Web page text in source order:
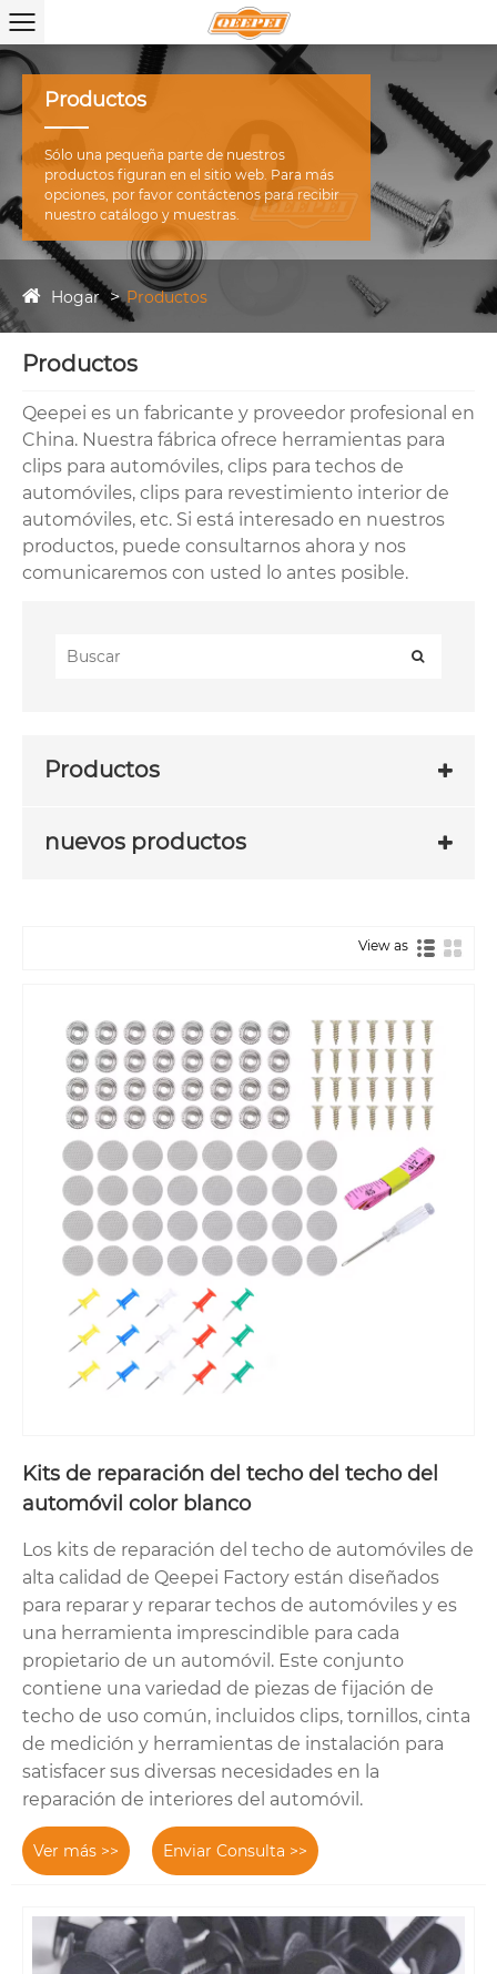
Productos
Sólo una pequeña parte de nuestros
productos figuran en el sitio web. Para más
opciones, por favor contáctenos para recibir
nuestro catálogo y muestras.
Hogar Productos
Productos
Qeepei es un fabricante y proveedor profesional en
China. Nuestra fábrica ofrece herramientas para
clips para automóviles, clips para techos de
automóviles, clips para revestimiento interior de
automóviles, etc. Si está interesado en nuestros
productos, puede consultarnos ahora y nos
comunicaremos con usted lo antes posible.
Productos
nuevos productos
View as
Kits de reparación del techo del techo del
automóvil color blanco
Los kits de reparación del techo de automóviles de
alta calidad de Qeepei Factory están diseñados
para reparar y reparar techos de automóviles y es
una herramienta imprescindible para cada
propietario de un automóvil. Este conjunto
contiene una variedad de piezas de fijación de
techo de uso común, incluidos clips, tornillos, cinta
de medición y herramientas de instalación para
satisfacer sus diversas necesidades en la
reparación de interiores del automóvil.
Ver más >> Enviar Consulta >>